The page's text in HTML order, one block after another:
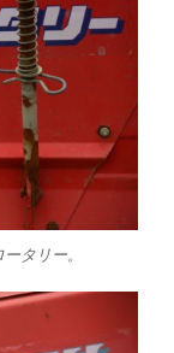
タリー。